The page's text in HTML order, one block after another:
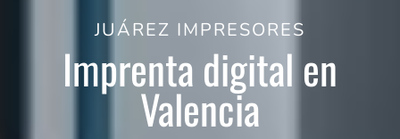
JUÁREZ IMPRESORES
Imprenta digital en
Valencia